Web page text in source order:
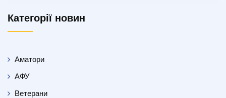
Категорії новин
Аматори
АФУ
Ветерани